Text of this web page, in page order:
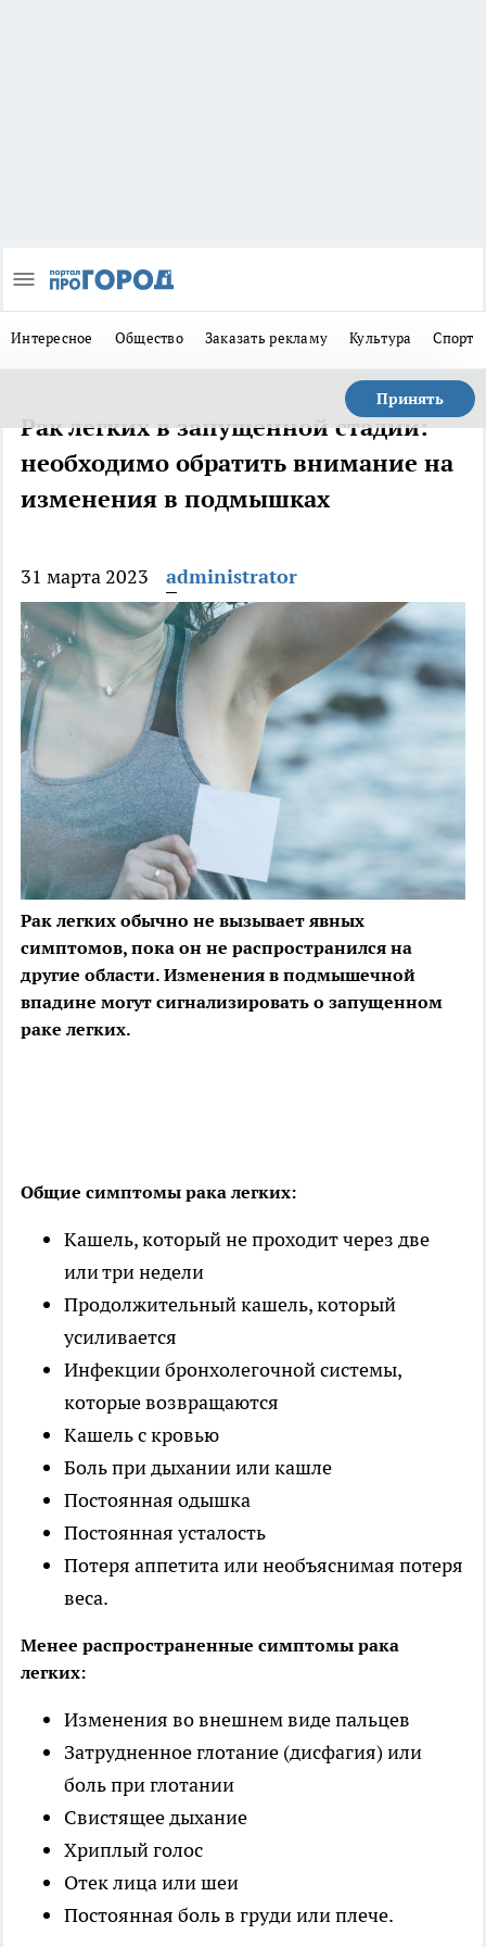
Интересное Общество Заказать рекламу Культура Спорт
Принять
Рак легких в запущенной стадии:
необходимо обратить внимание на
изменения в подмышках
31 марта 2023 administrator
Рак легких обычно не вызывает явных
симптомов, пока он не распространился на
другие области. Изменения в подмышечной
впадине могут сигнализировать о запущенном
раке легких.
Общие симптомы рака легких:
Кашель, который не проходит через две
или три недели
Продолжительный кашель, который
усиливается
Инфекции бронхолегочной системы,
которые возвращаются
Кашель с кровью
Боль при дыхании или кашле
Постоянная одышка
Постоянная усталость
Потеря аппетита или необъяснимая потеря
веса.
Менее распространенные симптомы рака
легких:
Изменения во внешнем виде пальцев
Затрудненное глотание (дисфагия) или
боль при глотании
Свистящее дыхание
Хриплый голос
Отек лица или шеи
Постоянная боль в груди или плече.